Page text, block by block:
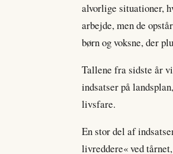
alvorlige situationer,
arbejde, men de
børn og voksne, der
Tallene fra sidste år
indsatser på
livsfare.
En stor del af
livreddere« ved